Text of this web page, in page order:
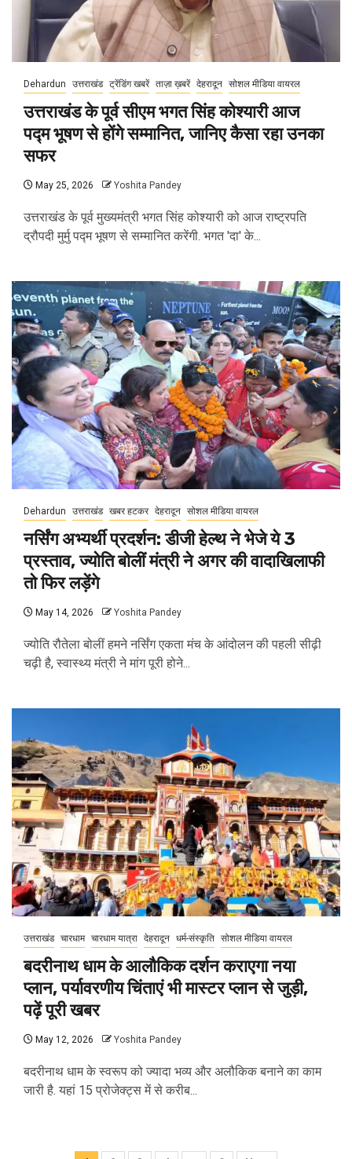
Dehardun उत्तराखंड ट्रेंडिंग खबरें ताज़ा ख़बरें देहरादून सोशल मीडिया वायरल
उत्तराखंड के पूर्व सीएम भगत सिंह कोश्यारी आज
पद्म भूषण से होंगे सम्मानित, जानिए कैसा रहा उनका
सफर
May 25, 2026 Yoshita Pandey
उत्तराखंड के पूर्व मुख्यमंत्री भगत सिंह कोश्यारी को आज राष्ट्रपति
द्रौपदी मुर्मु पद्म भूषण से सम्मानित करेंगी. भगत 'दा' के...
Dehardun उत्तराखंड खबर हटकर देहरादून सोशल मीडिया वायरल
नर्सिंग अभ्यर्थी प्रदर्शन: डीजी हेल्थ ने भेजे ये 3
प्रस्ताव, ज्योति बोलीं मंत्री ने अगर की वादाखिलाफी
तो फिर लड़ेंगे
May 14, 2026 Yoshita Pandey
ज्योति रौतेला बोलीं हमने नर्सिंग एकता मंच के आंदोलन की पहली सीढ़ी
चढ़ी है, स्वास्थ्य मंत्री ने मांग पूरी होने...
उत्तराखंड चारधाम चारधाम यात्रा देहरादून धर्म-संस्कृति सोशल मीडिया वायरल
बदरीनाथ धाम के आलौकिक दर्शन कराएगा नया
प्लान, पर्यावरणीय चिंताएं भी मास्टर प्लान से जुड़ी,
पढ़ें पूरी खबर
May 12, 2026 Yoshita Pandey
बदरीनाथ धाम के स्वरूप को ज्यादा भव्य और अलौकिक बनाने का काम
जारी है. यहां 15 प्रोजेक्ट्स में से करीब...